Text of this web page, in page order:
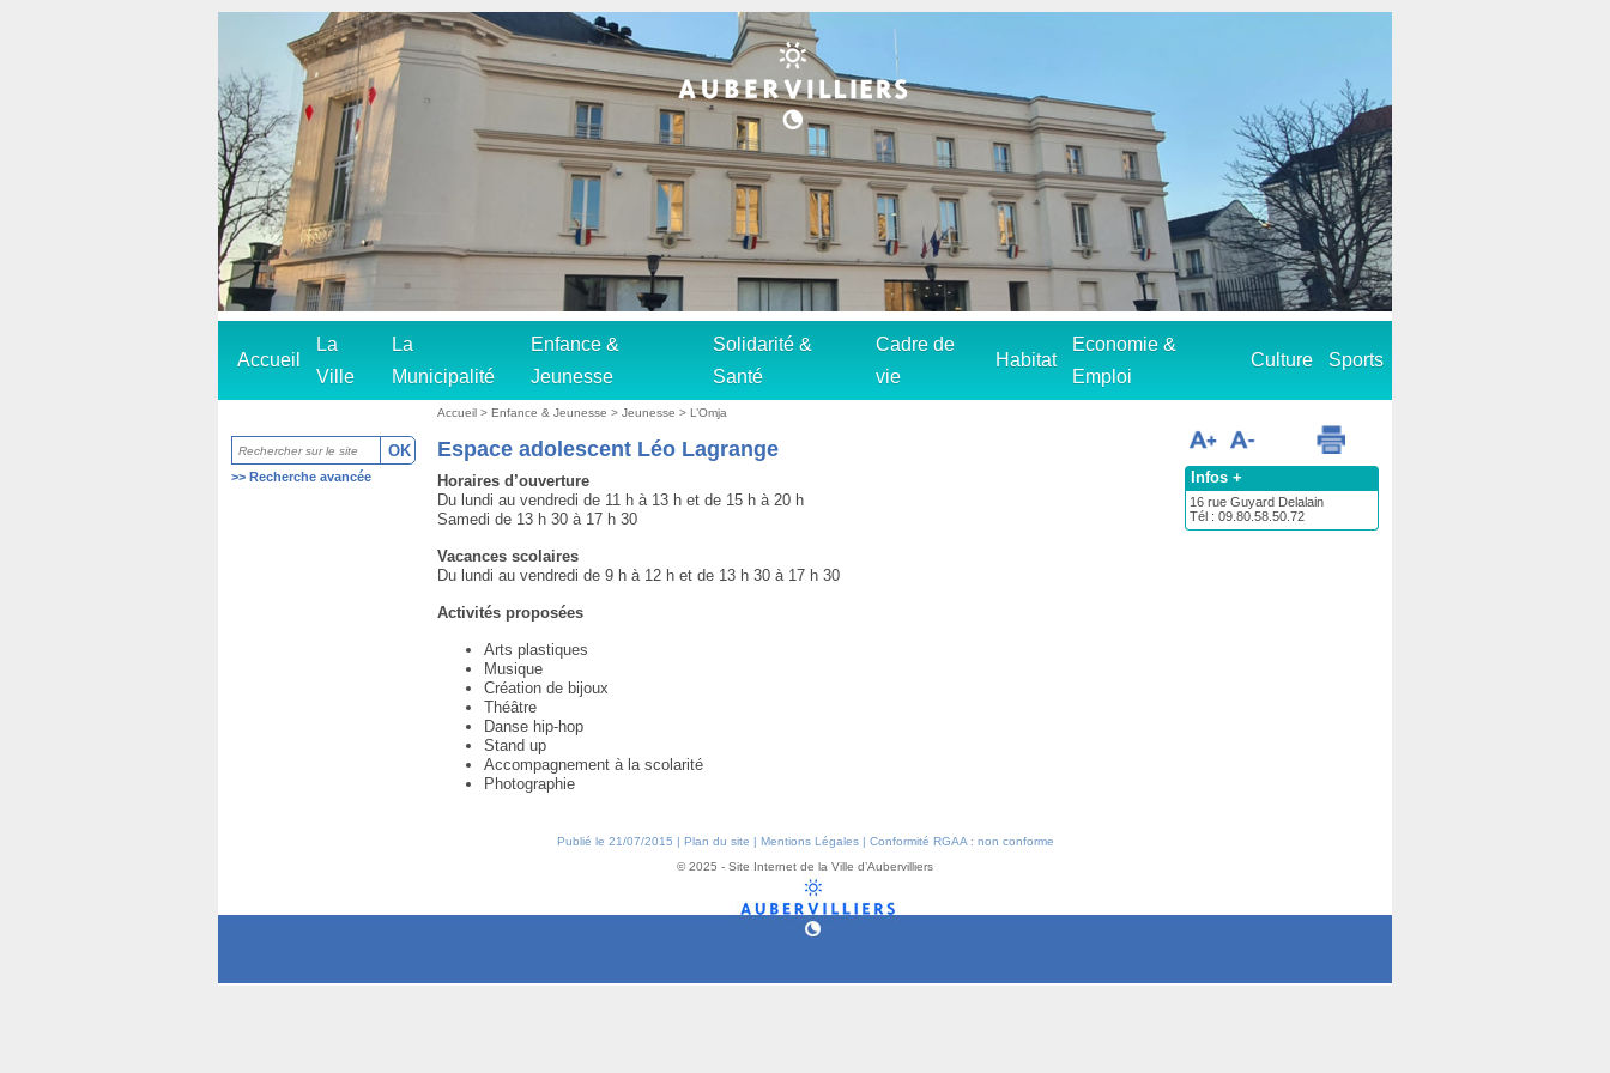
Accueil
La
Ville
La
Municipalité
Enfance &
Jeunesse
Solidarité &
Santé
Cadre de
vie
Habitat
Economie &
Emploi
Culture Sports
>> Recherche avancée
Accueil >Enfance & Jeunesse>Jeunesse>L’Omja
Espace adolescent Léo Lagrange
Horaires d’ouverture
Du lundi au vendredi de 11 h à 13 h et de 15 h à 20 h
Samedi de 13 h 30 à 17 h 30
Vacances scolaires
Du lundi au vendredi de 9 h à 12 h et de 13 h 30 à 17 h 30
Activités proposées
Arts plastiques
Musique
Création de bijoux
Théâtre
Danse hip-hop
Stand up
Accompagnement à la scolarité
Photographie
Infos +
16 rue Guyard Delalain
Tél : 09.80.58.50.72
Publié le 21/07/2015 | Plan du site | Mentions Légales| Conformité RGAA : non conforme
© 2025 - Site Internet de la Ville d’Aubervilliers